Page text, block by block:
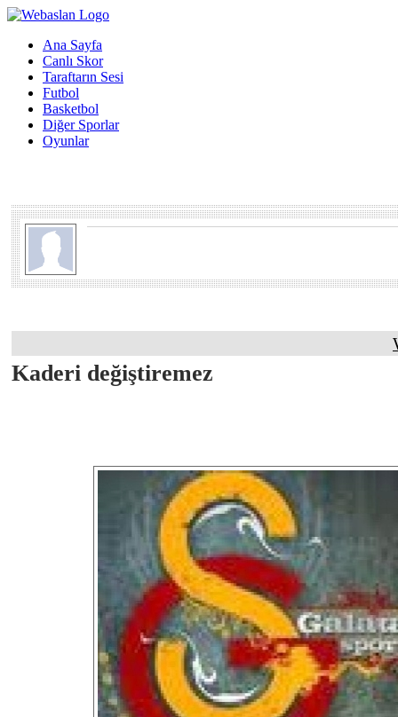
Ana Sayfa
Canlı Skor
Taraftarın Sesi
Futbol
Basketbol
Diğer Sporlar
Oyunlar
Kaderi değiştiremez